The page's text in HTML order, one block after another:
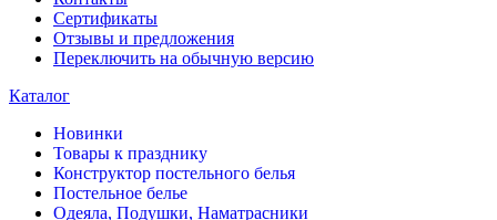
Сертификаты
Отзывы и предложения
Переключить на обычную версию
Каталог
Новинки
Товары к празднику
Конструктор постельного белья
Постельное белье
Одеяла, Подушки, Наматрасники